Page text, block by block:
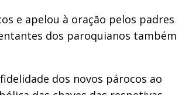
e apelou à oração pelos padres
dos paroquianos também
dos novos párocos ao